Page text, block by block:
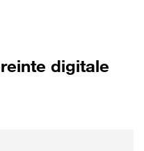
digitale